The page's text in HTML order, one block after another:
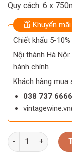
Quy cách: 6 x
Khuyến
Chiết khấu 5-
Nội thành Hà
hành chính
Khách hàng mua
038 737 6666
Rượu vang Chile